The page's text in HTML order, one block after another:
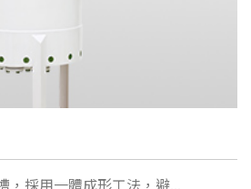
採用一體成形工法，避...